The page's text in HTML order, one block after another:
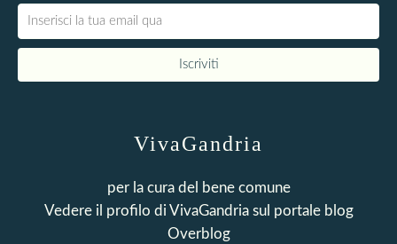
VivaGandria
per la cura del bene comune
Vedere il profilo di VivaGandriasul portale blog
Overblog